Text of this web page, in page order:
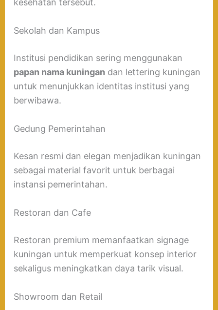
kesehatan tersebut.
Sekolah dan Kampus
Institusi pendidikan sering menggunakan
papan nama kuningan dan lettering kuningan
untuk menunjukkan identitas institusi yang
berwibawa.
Gedung Pemerintahan
Kesan resmi dan elegan menjadikan kuningan
sebagai material favorit untuk berbagai
instansi pemerintahan.
Restoran dan Cafe
Restoran premium memanfaatkan signage
kuningan untuk memperkuat konsep interior
sekaligus meningkatkan daya tarik visual.
Showroom dan Retail